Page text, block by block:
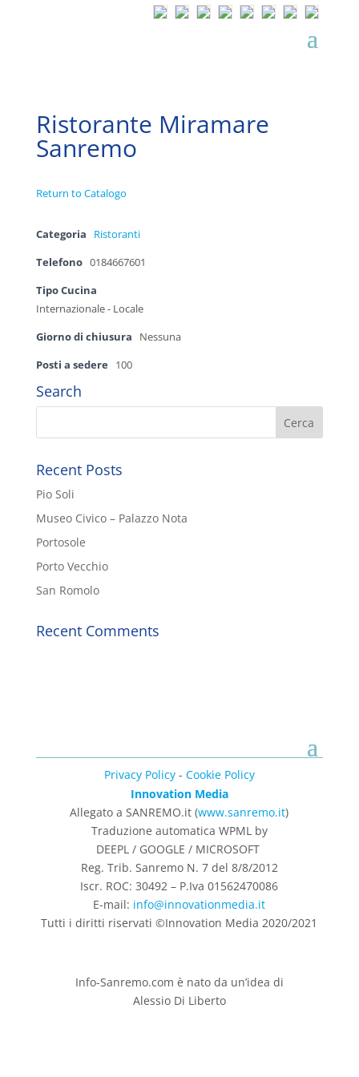
Ristorante Miramare
Sanremo
Return to Catalogo
Categoria Ristoranti
Telefono 0184667601
Tipo Cucina
Internazionale - Locale
Giorno di chiusura Nessuna
Posti a sedere 100
Search
Recent Posts
Pio Soli
Museo Civico – Palazzo Nota
Portosole
Porto Vecchio
San Romolo
Recent Comments
Privacy Policy- Cookie Policy
Innovation Media
Allegato a SANREMO.it (www.sanremo.it)
Traduzione automatica WPML by
DEEPL / GOOGLE / MICROSOFT
Reg. Trib. Sanremo N. 7 del 8/8/2012
Iscr. ROC: 30492 – P.Iva 01562470086
E-mail: info@innovationmedia.it
Tutti i diritti riservati ©Innovation Media 2020/2021
Info-Sanremo.com è nato da un’idea di
Alessio Di Liberto